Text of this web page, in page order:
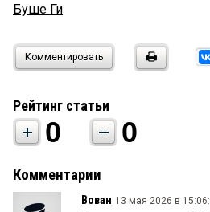
Буше Ги
Комментировать
Рейтинг статьи
0 0
Комментарии
Вован 13 мая 2026 в 15:06: